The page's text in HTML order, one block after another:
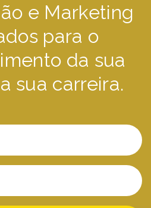
e Marketing
para o
da sua
sua carreira.